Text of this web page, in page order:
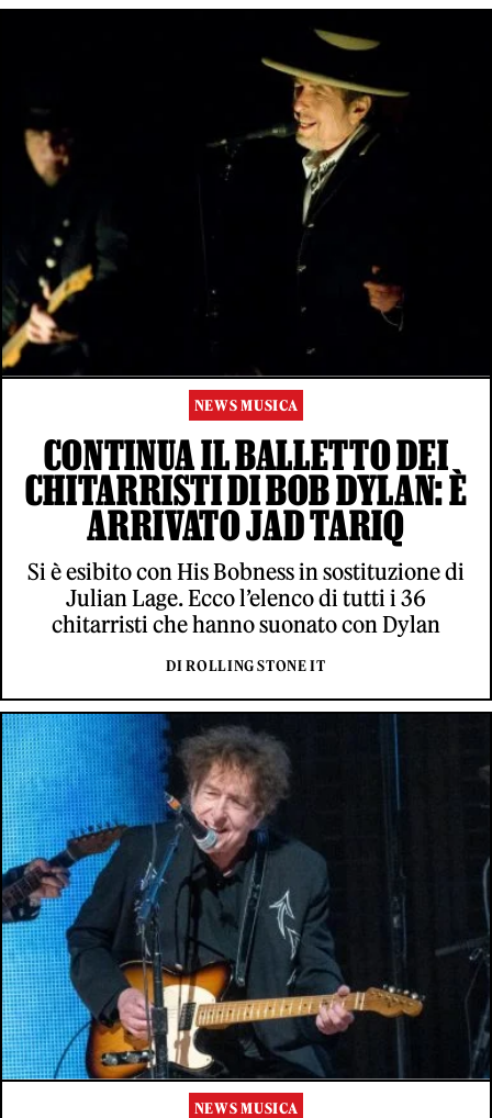
NEWS MUSICA
CONTINUA IL BALLETTO DEI
CHITARRISTI DI BOB DYLAN: È
ARRIVATO JAD TARIQ
Si è esibito con His Bobness in sostituzione di
Julian Lage. Ecco l’elenco di tutti i 36
chitarristi che hanno suonato con Dylan
DI ROLLING STONE IT
NEWS MUSICA